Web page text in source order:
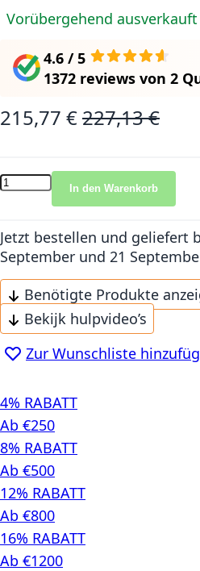
Vorübergehend ausverkauft
4.6 / 5
1372 reviews von 2
Sonderangebot
215,77 € Normalpreis
227,13 €
In den Warenkorb
Jetzt bestellen und geliefert
September und 21
Benötigte Produkte
Bekijk hulpvideo’s
Zur Wunschliste
4% RABATT
Ab €250
8% RABATT
Ab €500
12% RABATT
Ab €800
16% RABATT
Ab €1200